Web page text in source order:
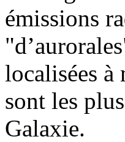
émissions
localisées à
sont les
Galaxie.